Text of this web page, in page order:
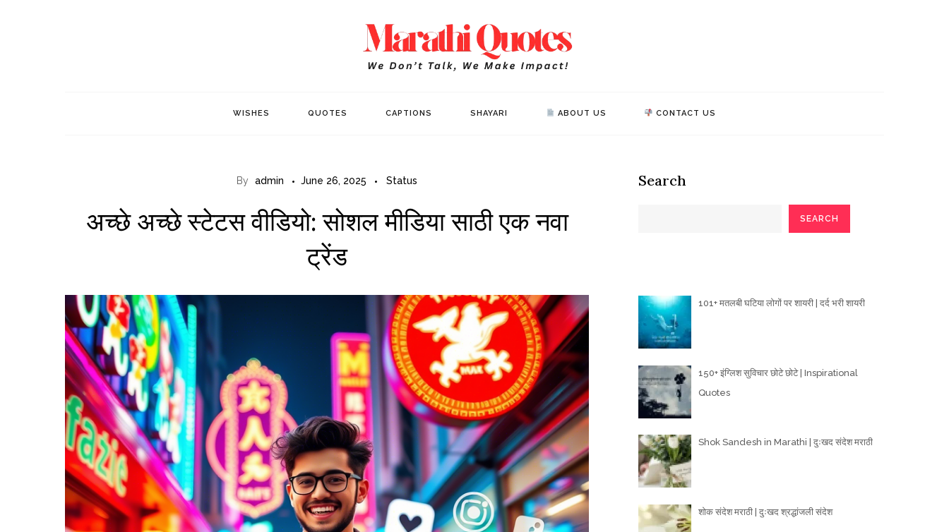
WISHES QUOTES CAPTIONS SHAYARI ABOUT US CONTACT US
By admin June 26, 2025 Status
अच्छे अच्छे स्टेटस वीडियो: सोशल मीडिया साठी एक नवा
ट्रेंड
Search
SEARCH
101+ मतलबी घटिया लोगों पर शायरी | दर्द भरी शायरी
150+ इंग्लिश सुविचार छोटे छोटे | Inspirational
Quotes
Shok Sandesh in Marathi | दुःखद संदेश मराठी
शोक संदेश मराठी | दुःखद श्रद्धांजली संदेश